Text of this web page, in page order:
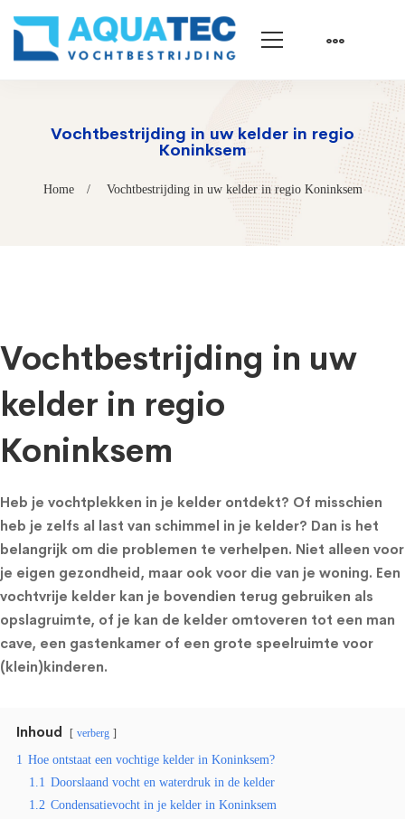
Vochtbestrijding in uw kelder in regio
Koninksem
Home Vochtbestrijding in uw kelder in regio Koninksem
Vochtbestrijding in uw
kelder in regio
Koninksem
Heb je vochtplekken in je kelder ontdekt? Of misschien
heb je zelfs al last van schimmel in je kelder? Dan is het
belangrijk om die problemen te verhelpen. Niet alleen voor
je eigen gezondheid, maar ook voor die van je woning. Een
vochtvrije kelder kan je bovendien terug gebruiken als
opslagruimte, of je kan de kelder omtoveren tot een man
cave, een gastenkamer of een grote speelruimte voor
(klein)kinderen.
Inhoud verberg
1 Hoe ontstaat een vochtige kelder in Koninksem?
1.1 Doorslaand vocht en waterdruk in de kelder
1.2 Condensatievocht in je kelder in Koninksem